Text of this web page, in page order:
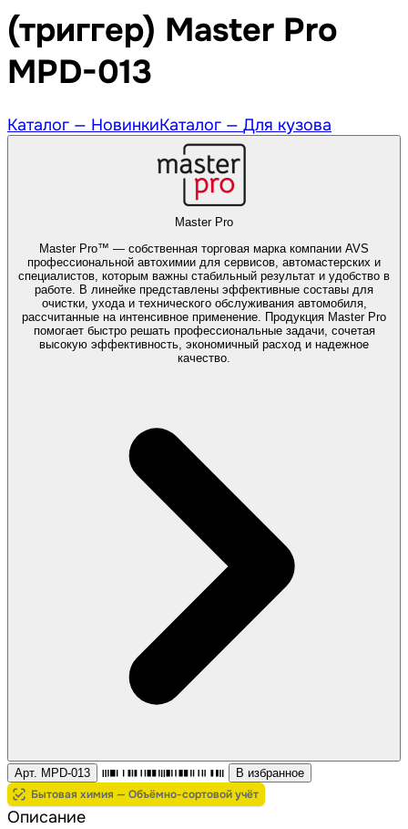
(триггер) Master Pro
MPD-013
Каталог — НовинкиКаталог — Для кузова
Master Pro
Master Pro™ — собственная торговая марка компании AVS
профессиональной автохимии для сервисов, автомастерских и
специалистов, которым важны стабильный результат и удобство в
работе. В линейке представлены эффективные составы для
очистки, ухода и технического обслуживания автомобиля,
рассчитанные на интенсивное применение. Продукция Master Pro
помогает быстро решать профессиональные задачи, сочетая
высокую эффективность, экономичный расход и надежное
качество.
Арт. MPD-013 В избранное
Бытовая химия — Объёмно-сортовой учёт
Описание